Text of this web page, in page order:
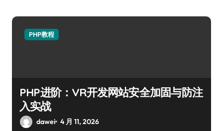
PHP教程
PHP进阶：VR开发网站安全加固与防注
入实战
dawei 4 月 11, 2026